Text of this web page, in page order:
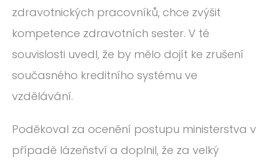
zdravotnických pracovníků, chce zvýšit
kompetence zdravotních sester. V té
souvislosti uvedl, že by mělo dojít ke zrušení
současného kreditního systému ve
vzdělávání.
Poděkoval za ocenění postupu ministerstva v
případě lázeňství a doplnil, že za velký